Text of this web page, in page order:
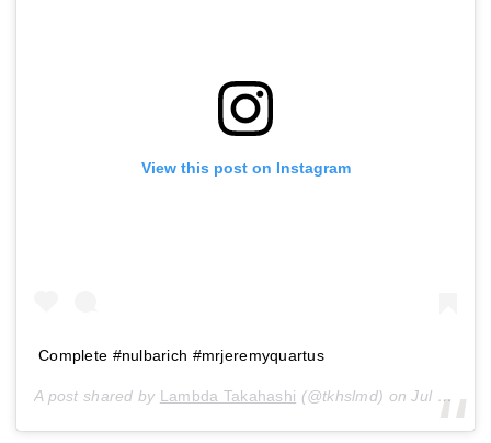
View this post on Instagram
Complete #nulbarich #mrjeremyquartus
A post shared by Lambda Takahashi (@tkhslmd) onJul 9, 2019 at 11:14pm PDT